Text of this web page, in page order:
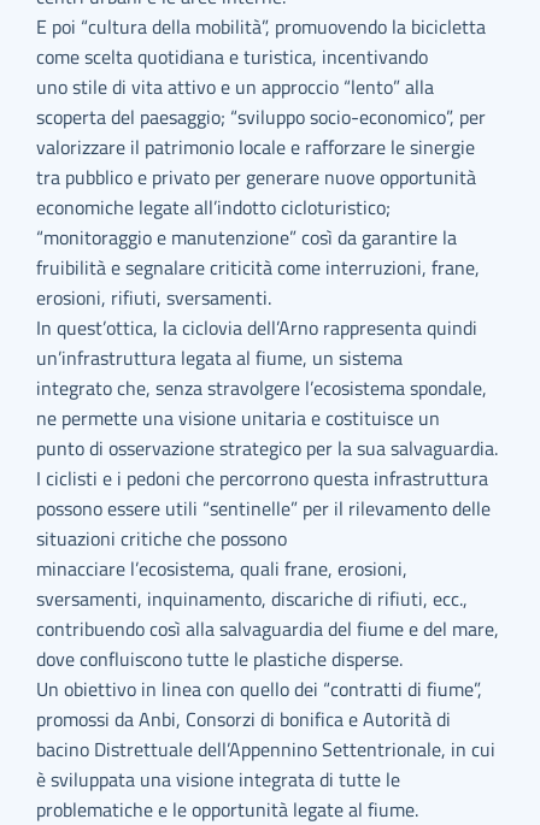
E poi “cultura della mobilità”, promuovendo la bicicletta
come scelta quotidiana e turistica, incentivando
uno stile di vita attivo e un approccio “lento” alla
scoperta del paesaggio; “sviluppo socio-economico”, per
valorizzare il patrimonio locale e rafforzare le sinergie
tra pubblico e privato per generare nuove opportunità
economiche legate all’indotto cicloturistico;
“monitoraggio e manutenzione” così da garantire la
fruibilità e segnalare criticità come interruzioni, frane,
erosioni, rifiuti, sversamenti.
In quest’ottica, la ciclovia dell’Arno rappresenta quindi
un’infrastruttura legata al fiume, un sistema
integrato che, senza stravolgere l’ecosistema spondale,
ne permette una visione unitaria e costituisce un
punto di osservazione strategico per la sua salvaguardia.
I ciclisti e i pedoni che percorrono questa infrastruttura
possono essere utili “sentinelle” per il rilevamento delle
situazioni critiche che possono
minacciare l’ecosistema, quali frane, erosioni,
sversamenti, inquinamento, discariche di rifiuti, ecc.,
contribuendo così alla salvaguardia del fiume e del mare,
dove confluiscono tutte le plastiche disperse.
Un obiettivo in linea con quello dei “contratti di fiume”,
promossi da Anbi, Consorzi di bonifica e Autorità di
bacino Distrettuale dell’Appennino Settentrionale, in cui
è sviluppata una visione integrata di tutte le
problematiche e le opportunità legate al fiume.